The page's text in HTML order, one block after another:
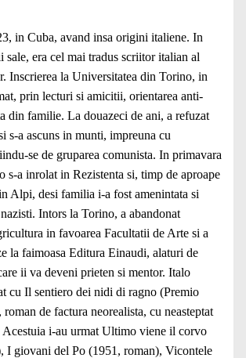
in Cuba, avand insa origini italiene. In
sale, era cel mai tradus scriitor italian al
Inscrierea la Universitatea din Torino, in
prin lecturi si amicitii, orientarea anti-
din familie. La douazeci de ani, a refuzat
s-a ascuns in munti, impreuna cu
se de gruparea comunista. In primavara
s-a inrolat in Rezistenta si, timp de aproape
Alpi, desi familia i-a fost amenintata si
Intors la Torino, a abandonat
in favoarea Facultatii de Arte si a
la faimoasa Editura Einaudi, alaturi de
ii va deveni prieten si mentor. Italo
cu Il sentiero dei nidi di ragno (Premio
de factura neorealista, cu neasteptat
Acestuia i-au urmat Ultimo viene il corvo
I giovani del Po (1951, roman), Vicontele